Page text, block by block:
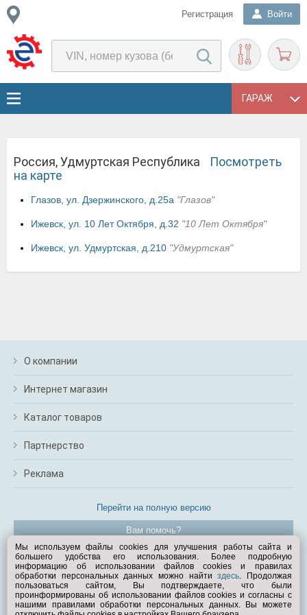
Регистрация Войти
ГАРАЖ
Россия, Удмуртская Республика
Посмотреть
на карте
Глазов, ул. Дзержинского, д.25а "Глазов"
Ижевск, ул. 10 Лет Октября, д.32 "10 Лет Октября"
Ижевск, ул. Удмуртская, д.210 "Удмуртская"
О компании
Интернет магазин
Каталог товаров
Партнерство
Реклама
Перейти на полную версию
Вам помочь?
© Exist.ru 1998—2026
Мы используем файлы cookies для улучшения работы сайта и
большего удобства его использования. Более подробную
информацию об использовании файлов cookies и правилах
обработки персональных данных можно найтиздесь. Продолжая
пользоваться сайтом, Вы подтверждаете, что были
проинформированы об использовании файлов cookies и согласны с
нашими правилами обработки персональных данных. Вы можете